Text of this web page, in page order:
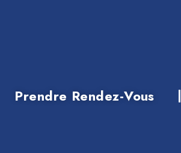
Prendre Rendez-Vous